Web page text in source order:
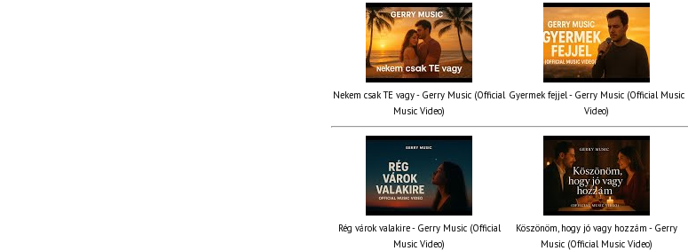
Nekem csak TE vagy - Gerry Music (Official
Music Video)
Gyermek fejjel - Gerry Music (Official Music
Video)
Rég várok valakire - Gerry Music (Official
Music Video)
Köszönöm, hogy jó vagy hozzám - Gerry
Music (Official Music Video)